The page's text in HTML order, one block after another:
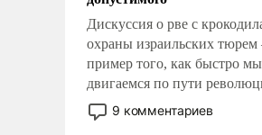
Дискуссия о рве с
охраны израильских тюрем
пример того, как быстро мы
двигаемся по пути
изменений. То, что
назад было образом для
9 комментариев